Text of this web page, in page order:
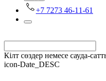
+7 7273 46-11-61
Кілт сөздер немесе сауда-
icon-Date_DESC